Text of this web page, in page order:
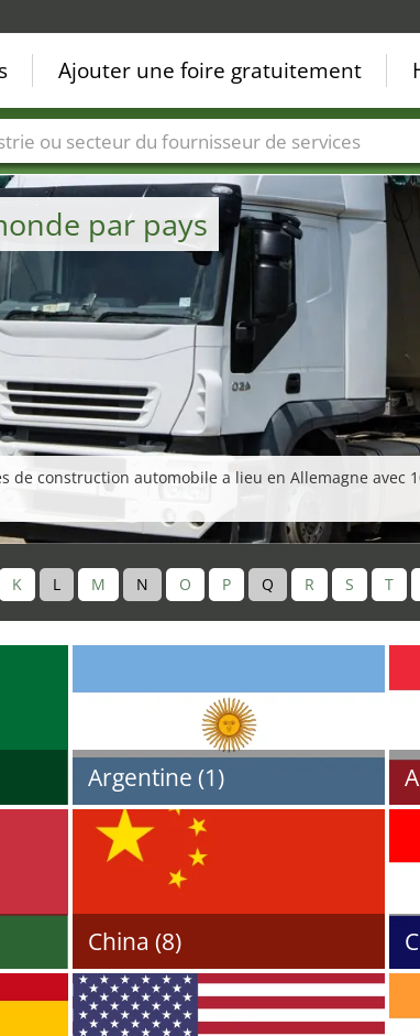
par pays
construction automobile a lieu en Allemagne avec
K L M N O P Q R S T
Argentine (1)
China (8)
Ajouter une foire gratuitement
foire Secteurs du fournisseur de services